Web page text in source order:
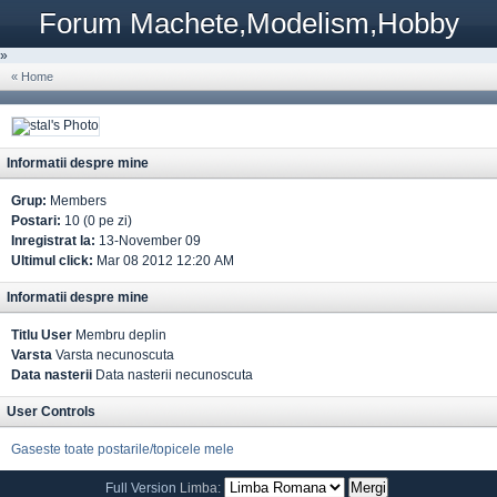
Forum Machete,Modelism,Hobby
»
« Home
Informatii despre mine
Grup: Members
Postari: 10 (0 pe zi)
Inregistrat la: 13-November 09
Ultimul click: Mar 08 2012 12:20 AM
Informatii despre mine
Titlu User Membru deplin
Varsta Varsta necunoscuta
Data nasterii Data nasterii necunoscuta
User Controls
Gaseste toate postarile/topicele mele
Full Version Limba: